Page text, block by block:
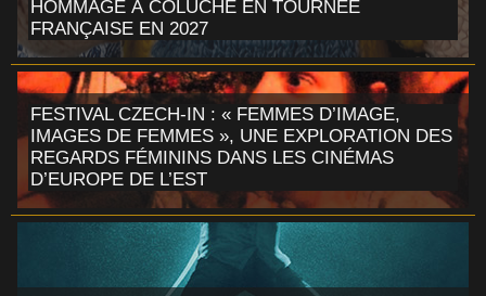
HOMMAGE À COLUCHE EN TOURNÉE
FRANÇAISE EN 2027
FESTIVAL CZECH-IN : « FEMMES D’IMAGE,
IMAGES DE FEMMES », UNE EXPLORATION DES
REGARDS FÉMININS DANS LES CINÉMAS
D’EUROPE DE L’EST